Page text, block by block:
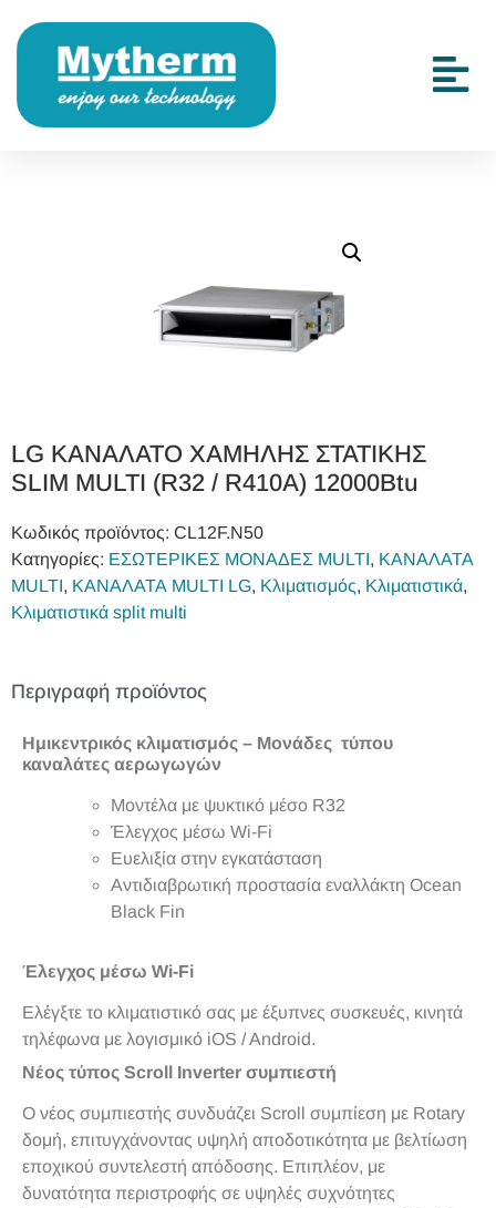
LG ΚΑΝΑΛΑΤΟ ΧΑΜΗΛΗΣ ΣΤΑΤΙΚΗΣ
SLIM MULTI (R32 / R410A) 12000Btu
Κωδικός προϊόντος: CL12F.N50
Κατηγορίες: ΕΣΩΤΕΡΙΚΕΣ ΜΟΝΑΔΕΣ MULTI, ΚΑΝΑΛΑΤΑ
MULTI, ΚΑΝΑΛΑΤΑ MULTI LG, Κλιματισμός, Κλιματιστικά,
Κλιματιστικά split multi
Περιγραφή προϊόντος
Ημικεντρικός κλιματισμός – Μονάδες τύπου
καναλάτες αερωγωγών
Μοντέλα με ψυκτικό μέσο R32
Έλεγχος μέσω Wi-Fi
Ευελιξία στην εγκατάσταση
Αντιδιαβρωτική προστασία εναλλάκτη Οcean
Black Fin
Έλεγχος μέσω Wi-Fi
Ελέγξτε το κλιματιστικό σας με έξυπνες συσκευές, κινητά
τηλέφωνα με λογισμικό iOS / Android.
Νέος τύπος Scroll Inverter συμπιεστή
Ο νέος συμπιεστής συνδυάζει Scroll συμπίεση με Rotary
δομή, επιτυγχάνοντας υψηλή αποδοτικότητα με βελτίωση
εποχικού συντελεστή απόδοσης. Επιπλέον, με
δυνατότητα περιστροφής σε υψηλές συχνότητες